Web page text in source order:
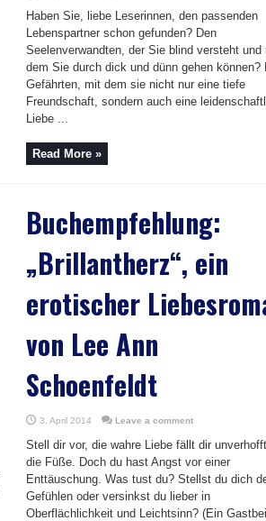
Haben Sie, liebe Leserinnen, den passenden
Lebenspartner schon gefunden? Den
Seelenverwandten, der Sie blind versteht und
dem Sie durch dick und dünn gehen können?
Gefährten, mit dem sie nicht nur eine tiefe
Freundschaft, sondern auch eine
Liebe ...
Read More »
Buchempfehlung:
„Brillantherz“, ein
erotischer
von Lee Ann
Schoenfeldt
3. April 2014 Leave a comment
Stell dir vor, die wahre Liebe fällt dir
die Füße. Doch du hast Angst vor einer
Enttäuschung. Was tust du? Stellst du dich
Gefühlen oder versinkst du lieber in
Oberflächlichkeit und Leichtsinn? (Ein